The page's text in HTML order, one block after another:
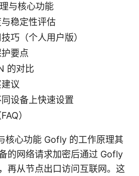
与核心功能
稳定性评估
巧（个人用户版）
要点
的对比
议
设备上快速设置
）
核心功能 Gofly 的工作原理其
的网络请求加密后通过 Gofly
再从节点出口访问互联网。这